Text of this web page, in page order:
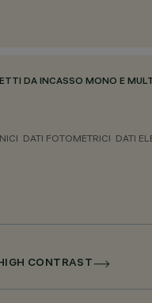
DA INCASSO MONO E
DATI FOTOMETRICI DATI
CONTRAST